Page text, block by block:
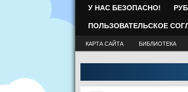
У НАС БЕЗОПАСНО!
ПОЛЬЗОВАТЕЛЬСКОЕ
КАРТА САЙТА БИБЛИОТЕКА